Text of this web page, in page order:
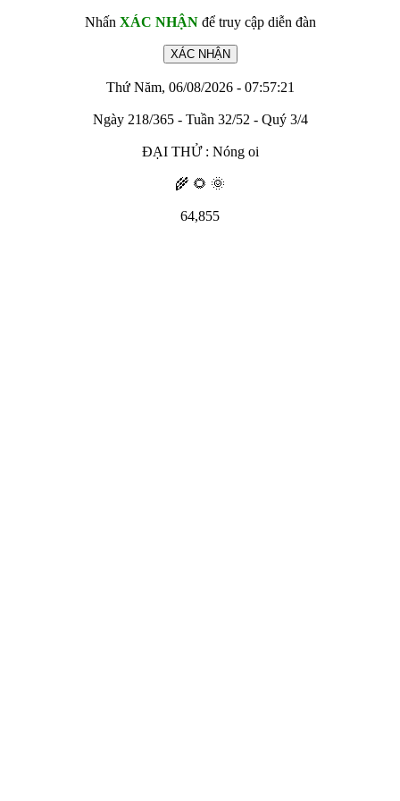
Nhấn XÁC NHẬNđể truy cập diễn đàn
Thứ Năm, 06/08/2026 - 07:57:21
Ngày 218/365 - Tuần 32/52 - Quý 3/4
ĐẠI THỬ : Nóng oi
🌾 🌻 🌞
64,855